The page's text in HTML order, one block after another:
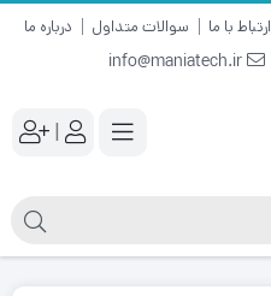
ارتباط با ما سوالات متداول درباره ما
info@maniatech.ir
|